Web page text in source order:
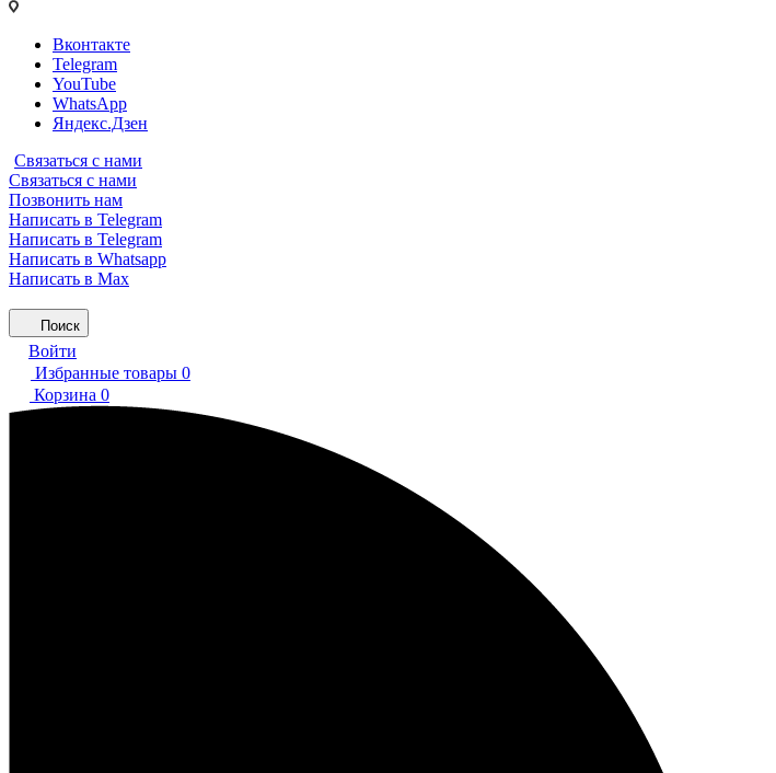
Вконтакте
Telegram
YouTube
WhatsApp
Яндекс.Дзен
Связаться с нами
Связаться с нами
Позвонить нам
Написать в Telegram
Написать в Telegram
Написать в Whatsapp
Написать в Max
Поиск
Войти
Избранные товары 0
Корзина 0